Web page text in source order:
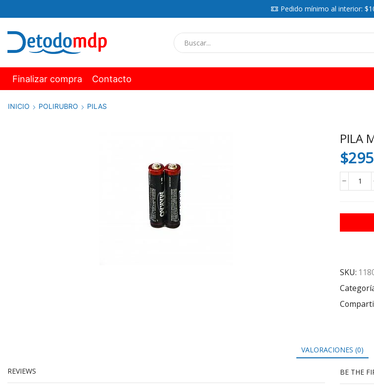
Pedido mínimo al interior:
Finalizar compra Contacto
INICIO POLIRUBRO PILAS
PILA
$
PILA
AAA
SKU:
VALORACIONES (0)
REVIEWS BE THE